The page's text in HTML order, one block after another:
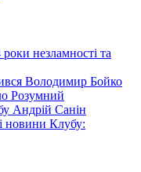
незламності та
Володимир Бойко
Розумний
Андрій Санін
новини Клубу: